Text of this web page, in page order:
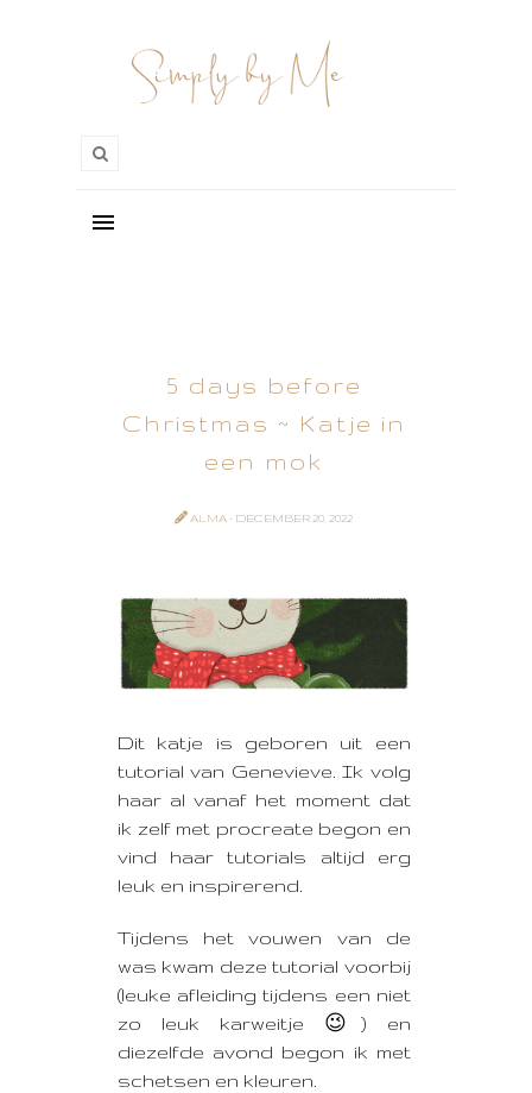
5 days before
Christmas ~ Katje in
een mok
ALMA - DECEMBER 20, 2022
Dit katje is geboren uit een
tutorial van Genevieve.Ik volg
haar al vanaf het moment dat
ik zelf met procreate begon en
vind haar tutorials altijd erg
leuk en inspirerend.
Tijdens het vouwen van de
was kwam deze tutorial voorbij
(leuke afleiding tijdens een niet
zo leuk karweitje 😉) en
diezelfde avond begon ik met
schetsen en kleuren.